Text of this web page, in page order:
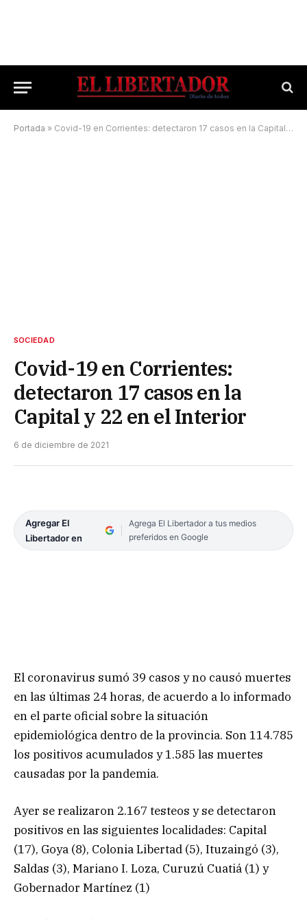
Portada » Covid-19 en Corrientes: detectaron 17 casos en la Capital y 22 en el Interior
SOCIEDAD
Covid-19 en Corrientes:
detectaron 17 casos en la
Capital y 22 en el Interior
6 de diciembre de 2021
Agregar El
Libertador en
Agrega El Libertador a tus medios
preferidos en Google
El coronavirus sumó 39 casos y no causó muertes
en las últimas 24 horas, de acuerdo a lo informado
en el parte oficial sobre la situación
epidemiológica dentro de la provincia. Son 114.785
los positivos acumulados y 1.585 las muertes
causadas por la pandemia.
Ayer se realizaron 2.167 testeos y se detectaron
positivos en las siguientes localidades: Capital
(17), Goya (8), Colonia Libertad (5), Ituzaingó (3),
Saldas (3), Mariano I. Loza, Curuzú Cuatiá (1) y
Gobernador Martínez (1)